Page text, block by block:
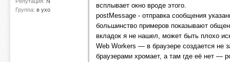
Группа: в ухо
всплывает окно вроде этого.
postMessage - отправка сообщения
большинство примеров показывают
вкладок я не нашел, может быть плохо
Web Workers — в браузере создается не
браузерами хромает, а там где её нет —